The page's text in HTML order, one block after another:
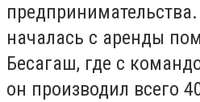
началась с аренды
Бесагаш, где с
он производил всего